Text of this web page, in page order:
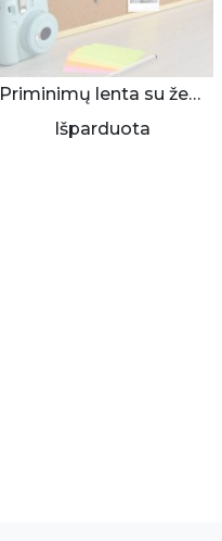
Priminimų lenta su žemėlapio kontūru
Išparduota